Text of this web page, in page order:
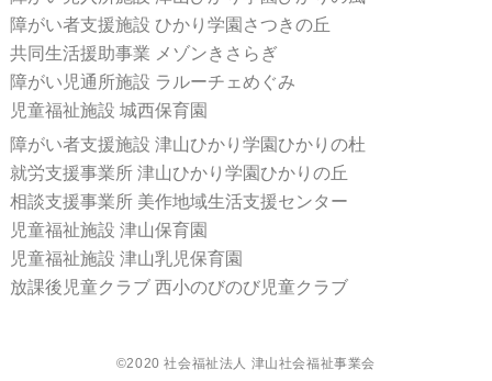
障がい者支援施設 ひかり学園さつきの丘
共同生活援助事業 メゾンきさらぎ
障がい児通所施設 ラルーチェめぐみ
児童福祉施設 城西保育園
障がい者支援施設 津山ひかり学園ひかりの杜
就労支援事業所 津山ひかり学園ひかりの丘
相談支援事業所 美作地域生活支援センター
児童福祉施設 津山保育園
児童福祉施設 津山乳児保育園
放課後児童クラブ 西小のびのび児童クラブ
©2020 社会福祉法人 津山社会福祉事業会